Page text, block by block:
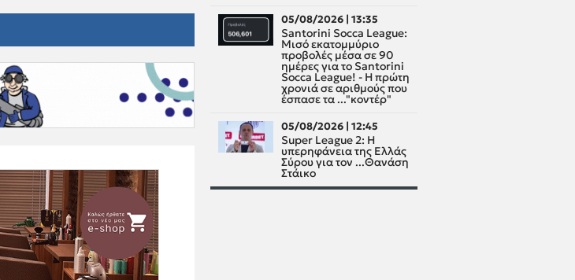
05/08/2026 | 13:35
Santorini Socca League:
Μισό εκατομμύριο
προβολές μέσα σε 90
ημέρες για το Santorini
Socca League! - Η πρώτη
χρονιά σε αριθμούς που
έσπασε τα ..."κοντέρ"
05/08/2026 | 12:45
Super League 2: H
υπερηφάνεια της Ελλάς
Σύρου για τον ...Θανάση
Στάικο